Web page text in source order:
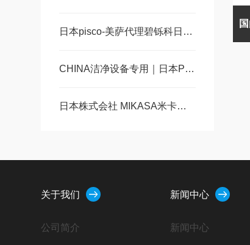
日本pisco-美萨代理碧铄科日本专注气动元件、真空发生系统简介
CHINA洁净设备专用｜日本PISCO 株式会社生产气动元件
日本株式会社 MIKASA米卡萨MS-B100 / MS-B150 实验室旋涂机（匀胶机）
关于我们
公司简介
新闻中心
新闻中心